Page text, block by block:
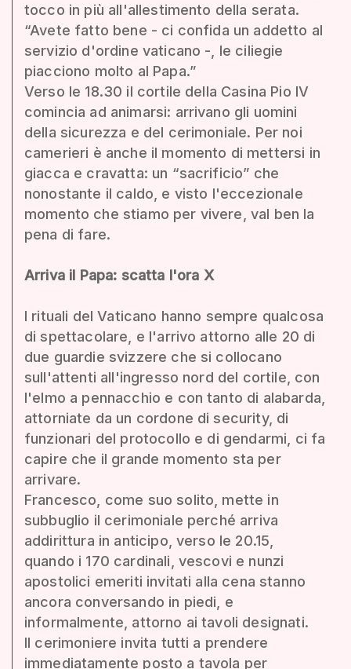
tocco in più all'allestimento della serata.
“Avete fatto bene - ci confida un addetto al
servizio d'ordine vaticano -, le ciliegie
piacciono molto al Papa.”
Verso le 18.30 il cortile della Casina Pio IV
comincia ad animarsi: arrivano gli uomini
della sicurezza e del cerimoniale. Per noi
camerieri è anche il momento di mettersi in
giacca e cravatta: un “sacrificio” che
nonostante il caldo, e visto l'eccezionale
momento che stiamo per vivere, val ben la
pena di fare.
Arriva il Papa: scatta l'ora X
I rituali del Vaticano hanno sempre qualcosa
di spettacolare, e l'arrivo attorno alle 20 di
due guardie svizzere che si collocano
sull'attenti all'ingresso nord del cortile, con
l'elmo a pennacchio e con tanto di alabarda,
attorniate da un cordone di security, di
funzionari del protocollo e di gendarmi, ci fa
capire che il grande momento sta per
arrivare.
Francesco, come suo solito, mette in
subbuglio il cerimoniale perché arriva
addirittura in anticipo, verso le 20.15,
quando i 170 cardinali, vescovi e nunzi
apostolici emeriti invitati alla cena stanno
ancora conversando in piedi, e
informalmente, attorno ai tavoli designati.
Il cerimoniere invita tutti a prendere
immediatamente posto a tavola per